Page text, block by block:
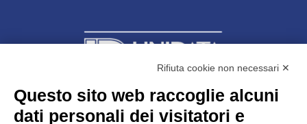
Unidata s.r.lcon unico socio
Rifiuta cookie non necessari ✕
Questo sito web raccoglie alcuni
dati personali dei visitatori e